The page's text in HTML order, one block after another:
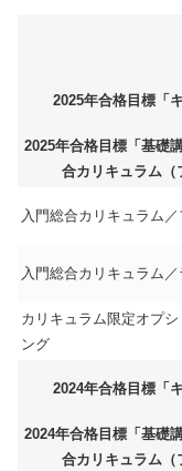
2025年合格目標「
2025年合格目標「基礎
合カリキュラム（
入門総合カリキュラム
入門総合カリキュラム／
カリキュラム限定オプ
ング
2024年合格目標「
2024年合格目標「基礎
合カリキュラム（